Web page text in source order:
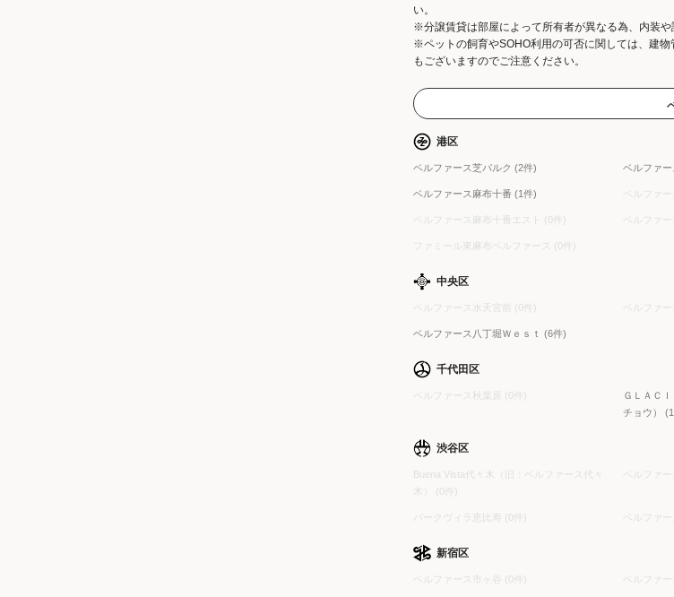
い。
※分譲賃貸は部屋によって所有者が異なる為、内装や
※ペットの飼育やSOHO利用の可否に関しては、建
もございますのでご注意ください。
港区
ベルファース芝パルク (2件) ベルファ
ベルファース麻布十番 (1件) ベルファ
ベルファース麻布十番エスト (0件) ベルファ
ファミール東麻布ベルファース (0件)
中央区
ベルファース水天宮前 (0件) ベルファ
ベルファース八丁堀Ｗｅｓｔ (6件)
千代田区
ベルファース秋葉原 (0件)
ＧＬＡＣ
チョウ）
渋谷区
Buena Vista代々木（旧：ベルファース代々
木） (0件)
ベルファ
パークヴィラ恵比寿 (0件) ベルファ
新宿区
ベルファース市ヶ谷 (0件) ベルファ